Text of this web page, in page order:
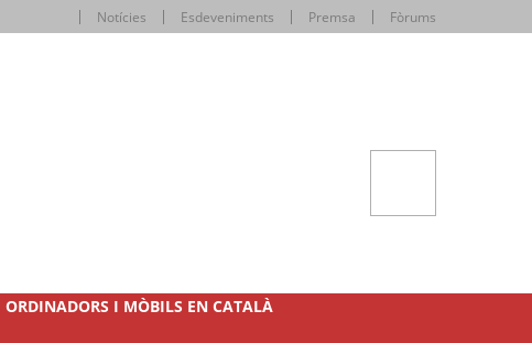
Notícies Esdeveniments Premsa Fòrums
ORDINADORS I MÒBILS EN CATALÀ